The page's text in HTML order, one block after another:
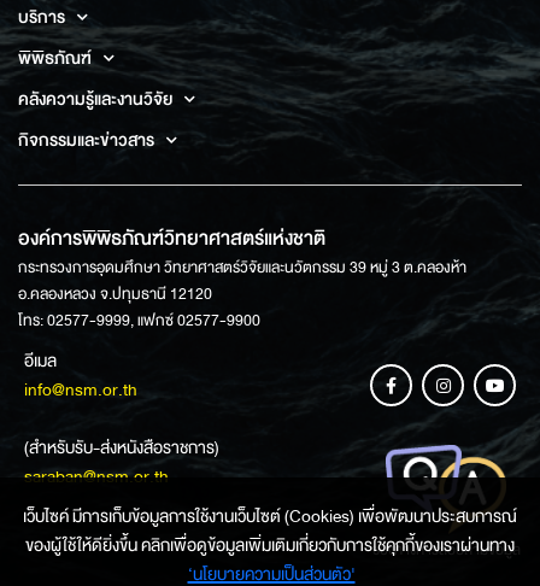
บริการ
พิพิธภัณฑ์
คลังความรู้และงานวิจัย
กิจกรรมและข่าวสาร
องค์การพิพิธภัณฑ์วิทยาศาสตร์แห่งชาติ
กระทรวงการอุดมศึกษา วิทยาศาสตร์วิจัยและนวัตกรรม 39 หมู่ 3 ต.คลองห้า
อ.คลองหลวง จ.ปทุมธานี 12120
โทร: 02577-9999, แฟกซ์ 02577-9900
อีเมล
info@nsm.or.th
(สำหรับรับ-ส่งหนังสือราชการ)
saraban@nsm.or.th
ช่องทางการสอบถามข้อมูล
เว็บไซค์ มีการเก็บข้อมูลการใช้งานเว็บไซต์ (Cookies) เพื่อพัฒนาประสบการณ์
ของผู้ใช้ให้ดียิ่งขึ้น คลิกเพื่อดูข้อมูลเพิ่มเติมเกี่ยวกับการใช้คุกกี้ของเราผ่านทาง
‘นโยบายความเป็นส่วนตัว'